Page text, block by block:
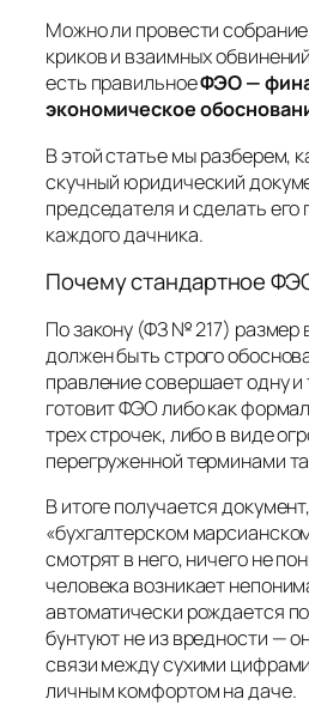
Можно ли провести
криков и взаимных
есть правильноеФЭО —
экономическое
В этой статье мы разберем,
скучный юридический
председателя и сделать
каждого дачника.
Почему стандартное
По закону (ФЗ № 217) размер
должен быть строго
правление совершает одну и
готовит ФЭО либо как
трех строчек, либо в виде
перегруженной терминами
В итоге получается
«бухгалтерском
смотрят в него, ничего не
человека возникает
автоматически рождается
бунтуют не из вредности —
связи между сухими
личным комфортом на даче.